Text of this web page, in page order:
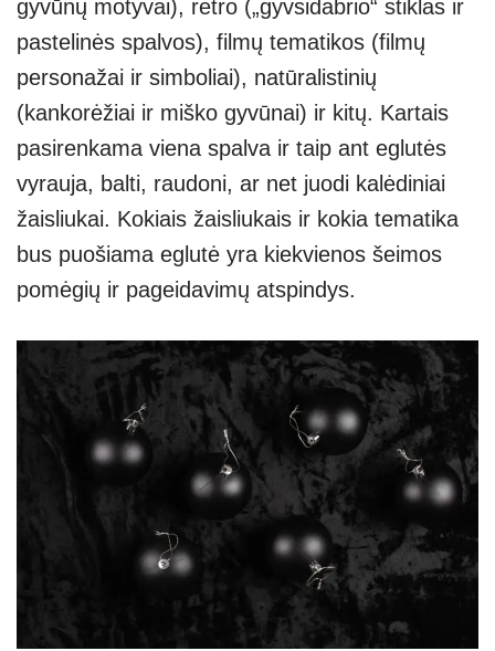
gyvūnų motyvai), retro („gyvsidabrio“ stiklas ir
pastelinės spalvos), filmų tematikos (filmų
personažai ir simboliai), natūralistinių
(kankorėžiai ir miško gyvūnai) ir kitų. Kartais
pasirenkama viena spalva ir taip ant eglutės
vyrauja, balti, raudoni, ar net juodi kalėdiniai
žaisliukai. Kokiais žaisliukais ir kokia tematika
bus puošiama eglutė yra kiekvienos šeimos
pomėgių ir pageidavimų atspindys.